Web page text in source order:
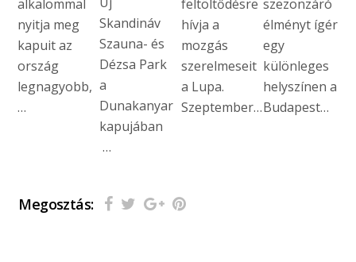
alkalommal
nyitja meg
kapuit az
ország
legnagyobb,
…
Skandináv
Szauna- és
Dézsa Park
a
Dunakanyar
kapujában
…
feltöltődésre
hívja a
mozgás
szerelmeseit
a Lupa.
Szeptember…
szezonzáró
élményt ígér
egy
különleges
helyszínen a
Budapest…
Megosztás: